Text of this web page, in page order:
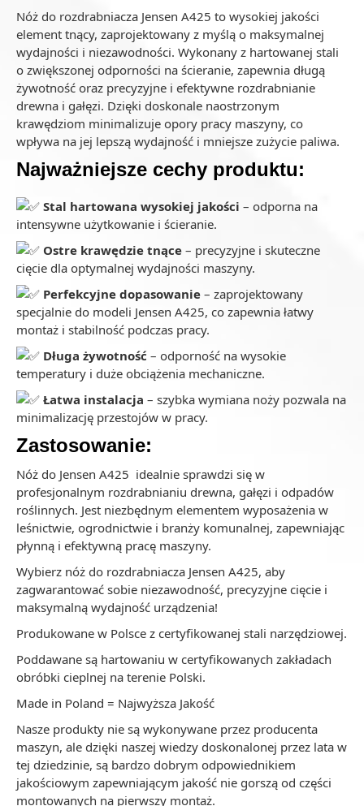
Nóż do rozdrabniacza Jensen A425 to wysokiej jakości
element tnący, zaprojektowany z myślą o maksymalnej
wydajności i niezawodności. Wykonany z hartowanej stali
o zwiększonej odporności na ścieranie, zapewnia długą
żywotność oraz precyzyjne i efektywne rozdrabnianie
drewna i gałęzi. Dzięki doskonale naostrzonym
krawędziom minimalizuje opory pracy maszyny, co
wpływa na jej lepszą wydajność i mniejsze zużycie paliwa.
Najważniejsze cechy produktu:
Stal hartowana wysokiej jakości – odporna na
intensywne użytkowanie i ścieranie.
Ostre krawędzie tnące – precyzyjne i skuteczne
cięcie dla optymalnej wydajności maszyny.
Perfekcyjne dopasowanie – zaprojektowany
specjalnie do modeli Jensen A425, co zapewnia łatwy
montaż i stabilność podczas pracy.
Długa żywotność – odporność na wysokie
temperatury i duże obciążenia mechaniczne.
Łatwa instalacja – szybka wymiana noży pozwala na
minimalizację przestojów w pracy.
Zastosowanie:
Nóż do Jensen A425 idealnie sprawdzi się w
profesjonalnym rozdrabnianiu drewna, gałęzi i odpadów
roślinnych. Jest niezbędnym elementem wyposażenia w
leśnictwie, ogrodnictwie i branży komunalnej, zapewniając
płynną i efektywną pracę maszyny.
Wybierz nóż do rozdrabniacza Jensen A425, aby
zagwarantować sobie niezawodność, precyzyjne cięcie i
maksymalną wydajność urządzenia!
Produkowane w Polsce z certyfikowanej stali narzędziowej.
Poddawane są hartowaniu w certyfikowanych zakładach
obróbki cieplnej na terenie Polski.
Made in Poland = Najwyższa Jakość
Nasze produkty nie są wykonywane przez producenta
maszyn, ale dzięki naszej wiedzy doskonalonej przez lata w
tej dziedzinie, są bardzo dobrym odpowiednikiem
jakościowym zapewniającym jakość nie gorszą od części
montowanych na pierwszy montaż.